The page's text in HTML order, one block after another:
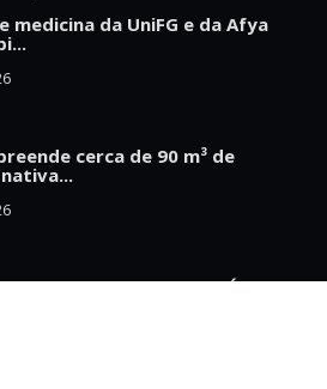
medicina da UniFG e da Afya
cerca de 90 m³ de
MP investiga o médico Ítalo de